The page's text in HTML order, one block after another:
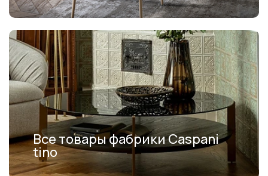
Все товары фабрики Caspani
tino